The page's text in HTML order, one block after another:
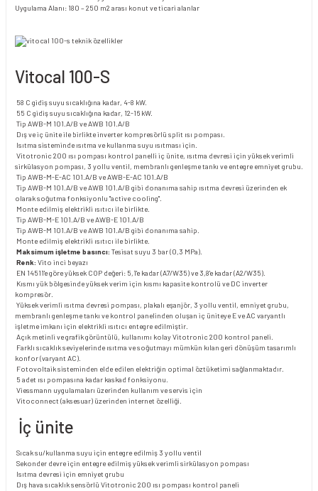
Uygulama Alanı: 180 – 250 m2 arası konut ve ticari alanlar
Vitocal 100-S
58 C gidiş suyu sıcaklığına kadar, 4-8 kW.
55 C gidiş suyu sıcaklığına kadar, 12-16 kW.
Tip AWB-M 101.A/B ve AWB 101.A/B
Dış ve iç ünite ile birlikte inverter kompresörlü split ısı pompası.
Isıtma sisteminde ısıtma ve kullanma suyu ısıtması için.
Vitotronic 200 ısı pompası kontrol panelli iç ünite, ısıtma devresi için yüksek verimli
sirkülasyon pompası, 3 yollu ventil, membranlı genleşme tankı ve entegre emniyet grubu.
Tip AWB-M-E-AC 101.A/B ve AWB-E-AC 101.A/B
Tip AWB-M 101.A/B ve AWB 101.A/B gibi donanıma sahip ısıtma devresi üzerinden ek
olarak soğutma fonksiyonlu "active cooling".
Monte edilmiş elektrikli ısıtıcı ile birlikte.
Tip AWB-M-E 101.A/B ve AWB-E 101.A/B
Tip AWB-M 101.A/B ve AWB 101.A/B gibi donanıma sahip.
Monte edilmiş elektrikli ısıtıcı ile birlikte.
Maksimum işletme basıncı: Tesisat suyu 3 bar (0,3 MPa).
Renk: Vito inci beyazı
EN 14511'e göre yüksek COP değeri: 5,1'e kadar (A7/W35) ve 3,8'e kadar (A2/W35).
Kısmı yük bölgesinde yüksek verim için kısmı kapasite kontrolü ve DC inverter
kompresör.
Yüksek verimli ısıtma devresi pompası, plakalı eşanjör, 3 yollu ventil, emniyet grubu,
membranlı genleşme tankı ve kontrol panelinden oluşan iç üniteye E ve AC varyantlı
işletme imkanı için elektrikli ısıtıcı entegre edilmiştir.
Açık metinli ve grafik görüntülü, kullanımı kolay Vitotronic 200 kontrol paneli.
Farklı sıcaklık seviyelerinde ısıtma ve soğutmayı mümkün kılan geri dönüşüm tasarımlı
konfor (varyant AC).
Fotovoltaik sisteminden elde edilen elektriğin optimal öztüketimi sağlanmaktadır.
5 adet ısı pompasına kadar kaskad fonksiyonu.
Viessmann uygulamaları üzerinden kullanım ve servis için
Vitoconnect (aksesuar) üzerinden internet özelliği.
İç ünite
Sıcak su/kullanma suyu için entegre edilmiş 3 yollu ventil
Sekonder devre için entegre edilmiş yüksek verimli sirkülasyon pompası
Isıtma devresi için emniyet grubu
Dış hava sıcaklık sensörlü Vitotronic 200 ısı pompası kontrol paneli